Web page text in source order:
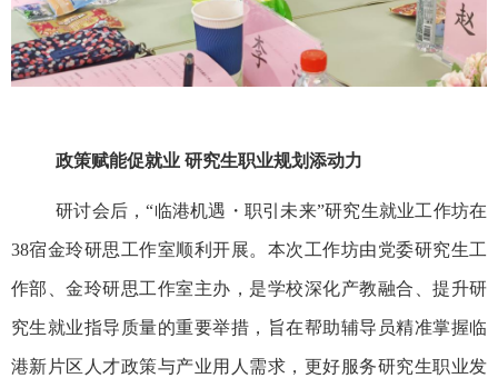
政策赋能促就业 研究生职业规划添动力
研讨会后，“临港机遇・职引未来”研究生就业工作坊在
38宿金玲研思工作室顺利开展。本次工作坊由党委研究生工
作部、金玲研思工作室主办，是学校深化产教融合、提升研
究生就业指导质量的重要举措，旨在帮助辅导员精准掌握临
港新片区人才政策与产业用人需求，更好服务研究生职业发